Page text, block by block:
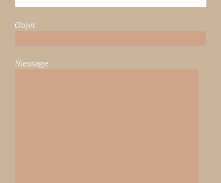
Objet
Message